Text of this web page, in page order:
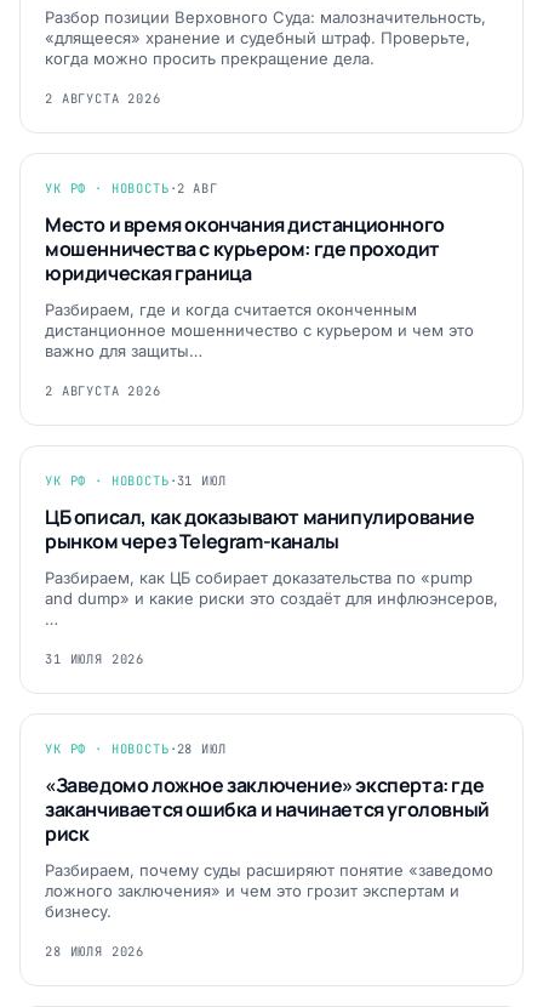
Разбор позиции Верховного Суда: малозначительность,
«длящееся» хранение и судебный штраф. Проверьте,
когда можно просить прекращение дела.
2 АВГУСТА 2026
УК РФ · НОВОСТЬ · 2 АВГ
Место и время окончания дистанционного
мошенничества с курьером: где проходит
юридическая граница
Разбираем, где и когда считается оконченным
дистанционное мошенничество с курьером и чем это
важно для защиты…
2 АВГУСТА 2026
УК РФ · НОВОСТЬ ·31 ИЮЛ
ЦБ описал, как доказывают манипулирование
рынком через Telegram-каналы
Разбираем, как ЦБ собирает доказательства по «pump
and dump» и какие риски это создаёт для инфлюэнсеров,
…
31 ИЮЛЯ 2026
УК РФ · НОВОСТЬ · 28 ИЮЛ
«Заведомо ложное заключение» эксперта: где
заканчивается ошибка и начинается уголовный
риск
Разбираем, почему суды расширяют понятие «заведомо
ложного заключения» и чем это грозит экспертам и
бизнесу.
28 ИЮЛЯ 2026